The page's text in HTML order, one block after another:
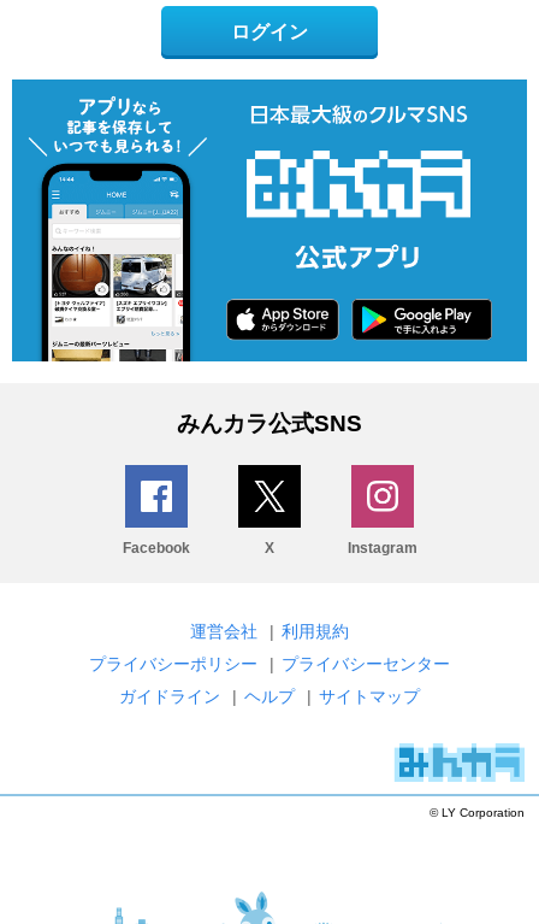
ログイン
みんカラ公式SNS
Facebook X Instagram
運営会社 | 利用規約
プライバシーポリシー
| プライバシーセンター
ガイドライン
| ヘルプ | サイトマップ
© LY Corporation